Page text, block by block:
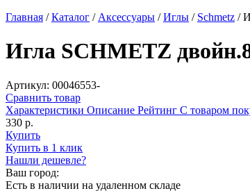
Главная /Каталог / Аксессуары /Иглы / Schmetz /
Игла SCHMETZ
Артикул: 00046553-
Сравнить товар
Характеристики Описание Рейтинг С товаром
330 р.
Купить
Купить в 1 клик
Нашли дешевле?
Ваш город:
Есть в наличии на удаленном складе